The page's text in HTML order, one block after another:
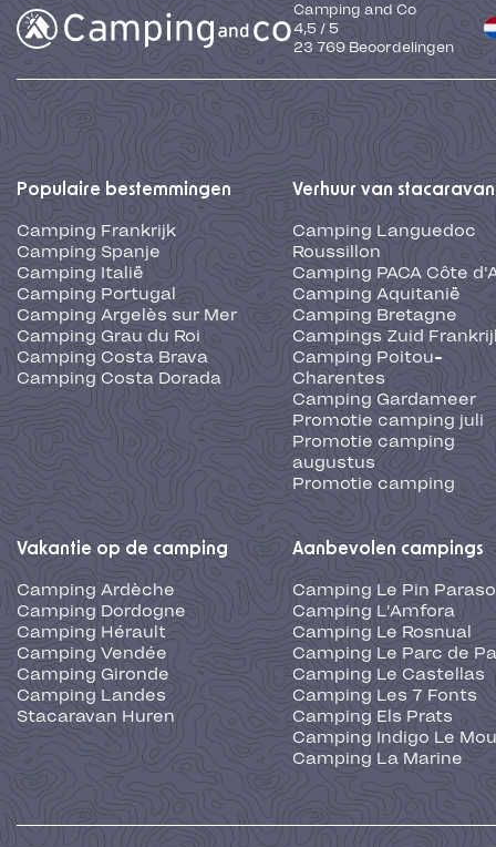
Camping and Co
4,5/5
23 769Beoordelingen
Populaire bestemmingen
Camping Frankrijk
Camping Spanje
Camping Italië
Camping Portugal
Camping Argelès sur Mer
Camping Grau du Roi
Camping Costa Brava
Camping Costa Dorada
Verhuur van
Camping Languedoc
Roussillon
Camping PACA Côte
Camping Aquitanië
Camping Bretagne
Campings Zuid
Camping Poitou-
Charentes
Camping Gardameer
Promotie camping juli
Promotie camping
augustus
Promotie camping
Vakantie op de camping
Camping Ardèche
Camping Dordogne
Camping Hérault
Camping Vendée
Camping Gironde
Camping Landes
Stacaravan Huren
Aanbevolen campings
Camping Le Pin
Camping L'Amfora
Camping Le Rosnual
Camping Le Parc de
Camping Le Castellas
Camping Les 7 Fonts
Camping Els Prats
Camping Indigo Le
Camping La Marine